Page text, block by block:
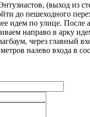
(выход из
до пешеходного
идем по улице. После
направо в арку
через главный
налево входа в